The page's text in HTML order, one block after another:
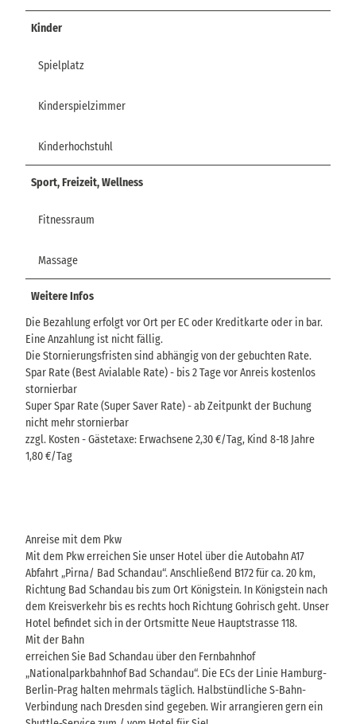
Kinder
Spielplatz
Kinderspielzimmer
Kinderhochstuhl
Sport, Freizeit, Wellness
Fitnessraum
Massage
Weitere Infos
Die Bezahlung erfolgt vor Ort per EC oder Kreditkarte oder in bar.
Eine Anzahlung ist nicht fällig.
Die Stornierungsfristen sind abhängig von der gebuchten Rate.
Spar Rate (Best Avialable Rate) - bis 2 Tage vor Anreis kostenlos
stornierbar
Super Spar Rate (Super Saver Rate) - ab Zeitpunkt der Buchung
nicht mehr stornierbar
zzgl. Kosten - Gästetaxe: Erwachsene 2,30 €/Tag, Kind 8-18 Jahre
1,80 €/Tag
Anreise mit dem Pkw
Mit dem Pkw erreichen Sie unser Hotel über die Autobahn A17
Abfahrt „Pirna/ Bad Schandau“. Anschließend B172 für ca. 20 km,
Richtung Bad Schandau bis zum Ort Königstein. In Königstein nach
dem Kreisverkehr bis es rechts hoch Richtung Gohrisch geht. Unser
Hotel befindet sich in der Ortsmitte Neue Hauptstrasse 118.
Mit der Bahn
erreichen Sie Bad Schandau über den Fernbahnhof
„Nationalparkbahnhof Bad Schandau“. Die ECs der Linie Hamburg-
Berlin-Prag halten mehrmals täglich. Halbstündliche S-Bahn-
Verbindung nach Dresden sind gegeben. Wir arrangieren gern ein